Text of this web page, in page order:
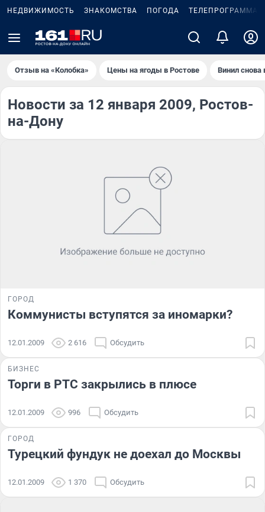
НЕДВИЖИМОСТЬ ЗНАКОМСТВА ПОГОДА ТЕЛЕПРОГРАММА
Отзыв на «Колобка» Цены на ягоды в Ростове Винил снова
Новости за 12 января 2009, Ростов-
на-Дону
ГОРОД
Коммунисты вступятся за иномарки?
12.01.2009 2 616 Обсудить
БИЗНЕС
Торги в РТС закрылись в плюсе
12.01.2009 996 Обсудить
ГОРОД
Турецкий фундук не доехал до Москвы
12.01.2009 1 370 Обсудить